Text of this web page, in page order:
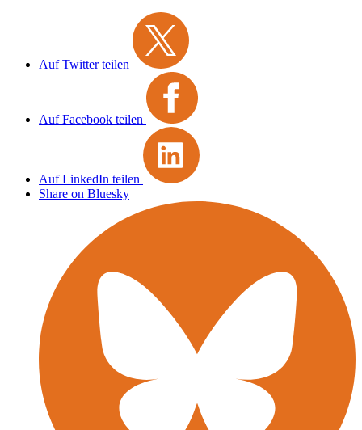
Auf Twitter teilen
Auf Facebook teilen
Auf LinkedIn teilen
Share on Bluesky